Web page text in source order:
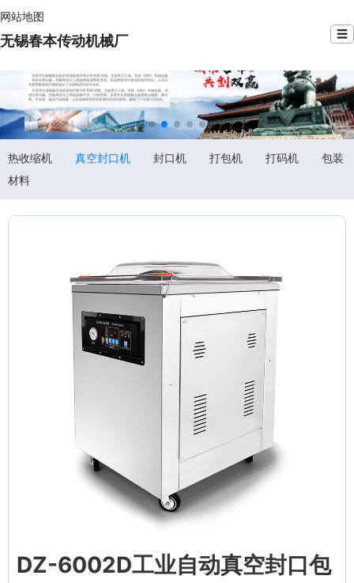
网站地图
无锡春本传动机械厂 ☰
热收缩机 真空封口机 封口机 打包机 打码机
包装
材料
DZ-6002D工业自动真空封口包